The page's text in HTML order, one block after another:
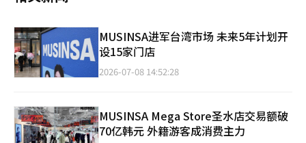
MUSINSA进军台湾市场 未来5年计划开
设15家门店
2026-07-08 14:52:28
MUSINSA Mega Store圣水店交易额破
70亿韩元 外籍游客成消费主力